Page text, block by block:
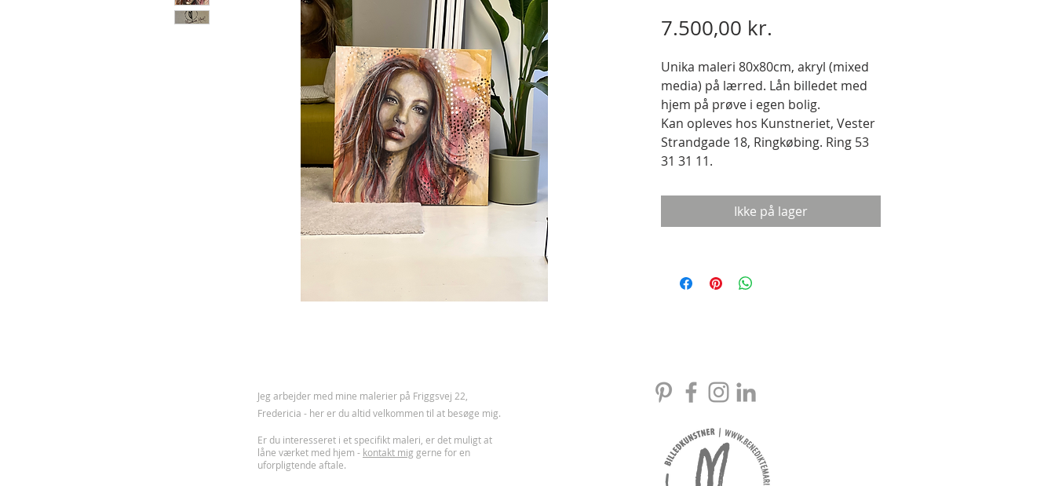
7.500,00 kr.
Unika maleri 80x80cm, akryl (mixed
media) på lærred. Lån billedet med
hjem på prøve i egen bolig.
Kan opleves hos Kunstneriet, Vester
Strandgade 18, Ringkøbing. Ring 53
31 31 11.
Ikke på lager
Jeg arbejder med mine malerier på Friggsvej 22,
Fredericia - her er du altid velkommen til at besøge mig.
Er du interesseret i et specifikt maleri, er det muligt at
låne værket med hjem - kontakt mig gerne for en
uforpligtende aftale.